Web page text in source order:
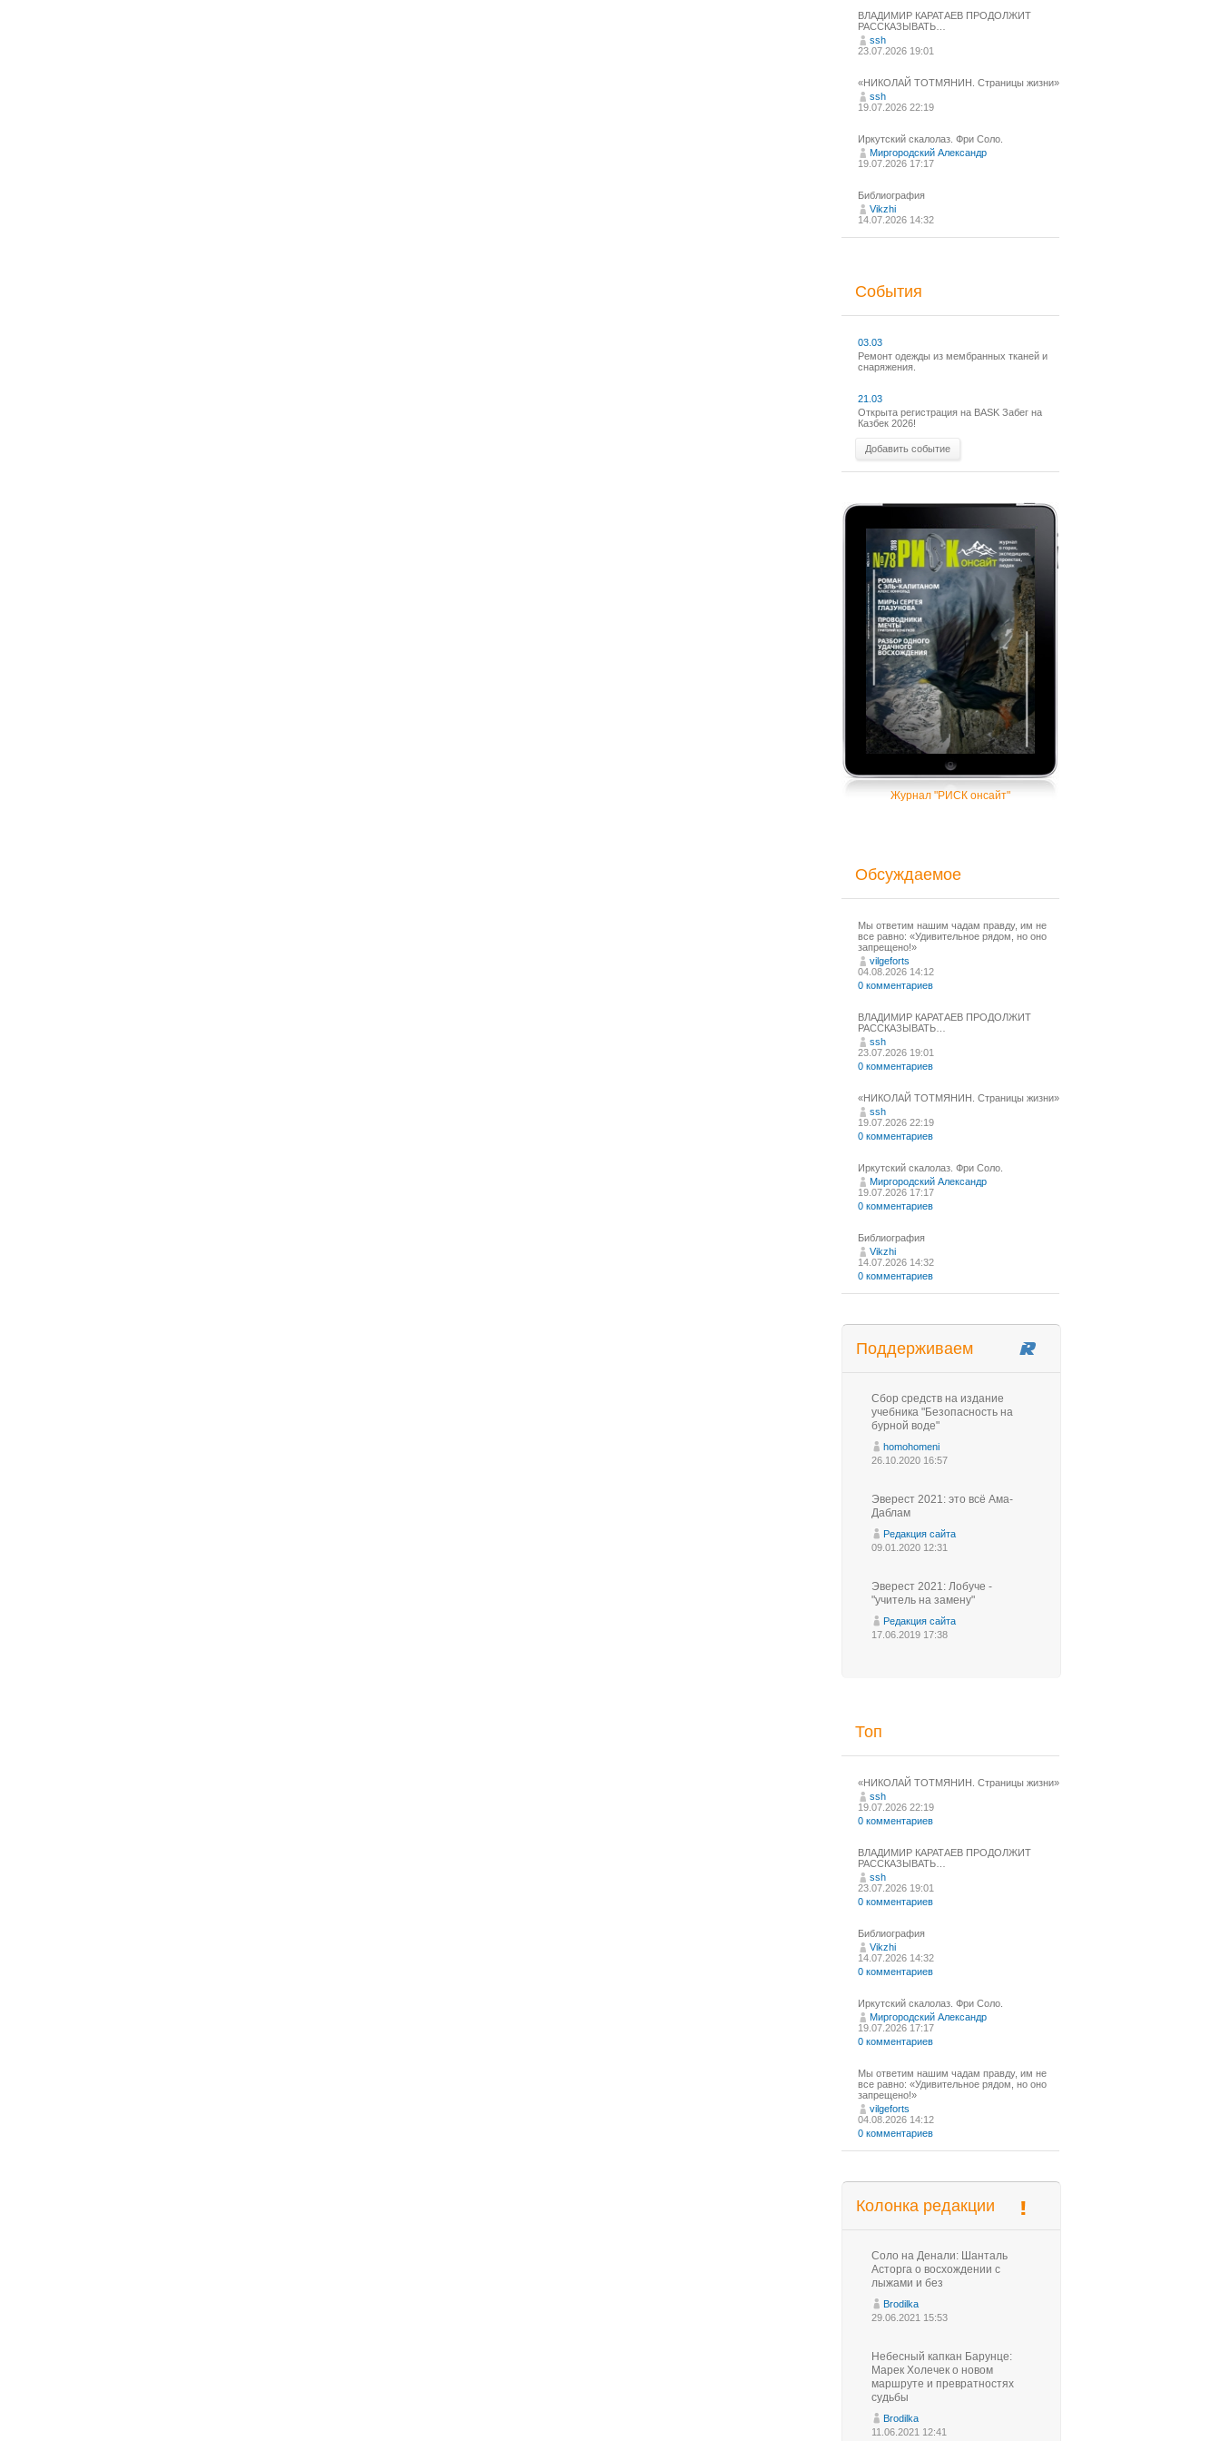
ВЛАДИМИР КАРАТАЕВ ПРОДОЛЖИТ
РАССКАЗЫВАТЬ…
ssh
23.07.2026 19:01
«НИКОЛАЙ ТОТМЯНИН. Страницы жизни»
ssh
19.07.2026 22:19
Иркутский скалолаз. Фри Соло.
Миргородский Александр
19.07.2026 17:17
Библиография
Vikzhi
14.07.2026 14:32
События
03.03
Ремонт одежды из мембранных тканей и
снаряжения.
21.03
Открыта регистрация на BASK Забег на
Казбек 2026!
Добавить событие
Журнал "РИСК онсайт"
Обсуждаемое
Мы ответим нашим чадам правду, им не
все равно: «Удивительное рядом, но оно
запрещено!»
vilgeforts
04.08.2026 14:12
0 комментариев
ВЛАДИМИР КАРАТАЕВ ПРОДОЛЖИТ
РАССКАЗЫВАТЬ…
ssh
23.07.2026 19:01
0 комментариев
«НИКОЛАЙ ТОТМЯНИН. Страницы жизни»
ssh
19.07.2026 22:19
0 комментариев
Иркутский скалолаз. Фри Соло.
Миргородский Александр
19.07.2026 17:17
0 комментариев
Библиография
Vikzhi
14.07.2026 14:32
0 комментариев
Поддерживаем
Сбор средств на издание
учебника "Безопасность на
бурной воде"
homohomeni
26.10.2020 16:57
Эверест 2021: это всё Ама-
Даблам
Редакция сайта
09.01.2020 12:31
Эверест 2021: Лобуче -
"учитель на замену"
Редакция сайта
17.06.2019 17:38
Топ
«НИКОЛАЙ ТОТМЯНИН. Страницы жизни»
ssh
19.07.2026 22:19
0 комментариев
ВЛАДИМИР КАРАТАЕВ ПРОДОЛЖИТ
РАССКАЗЫВАТЬ…
ssh
23.07.2026 19:01
0 комментариев
Библиография
Vikzhi
14.07.2026 14:32
0 комментариев
Иркутский скалолаз. Фри Соло.
Миргородский Александр
19.07.2026 17:17
0 комментариев
Мы ответим нашим чадам правду, им не
все равно: «Удивительное рядом, но оно
запрещено!»
vilgeforts
04.08.2026 14:12
0 комментариев
Колонка редакции
Соло на Денали: Шанталь
Асторга о восхождении с
лыжами и без
Brodilka
29.06.2021 15:53
Небесный капкан Барунце:
Марек Холечек о новом
маршруте и превратностях
судьбы
Brodilka
11.06.2021 12:41